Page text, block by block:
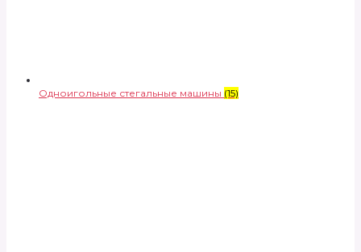
Одноигольные стегальные машины (15)